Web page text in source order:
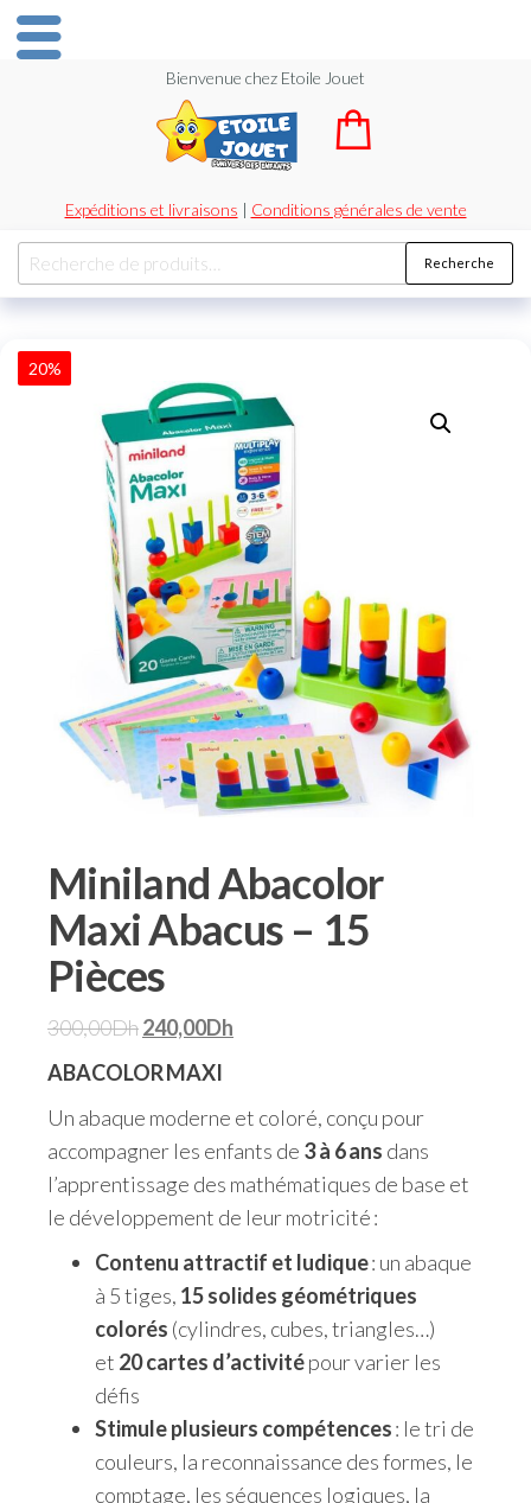
Bienvenue chez Etoile Jouet
Expéditions et livraisons | Conditions générales de vente
Recherche
20%
Miniland Abacolor
Maxi Abacus – 15
Pièces
300,00Dh240,00Dh
ABACOLOR MAXI
Un abaque moderne et coloré, conçu pour
accompagner les enfants de 3 à 6 ans dans
l’apprentissage des mathématiques de base et
le développement de leur motricité :
Contenu attractif et ludique: un abaque
à 5 tiges, 15 solides géométriques
colorés (cylindres, cubes, triangles…)
et 20 cartes d’activitépour varier les
défis
Stimule plusieurs compétences: le tri de
couleurs, la reconnaissance des formes, le
comptage, les séquences logiques, la